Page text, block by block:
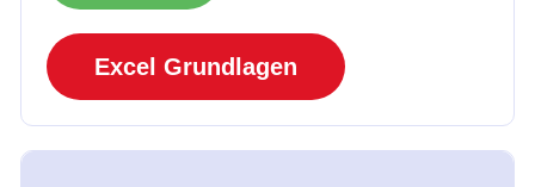
Excel Grundlagen